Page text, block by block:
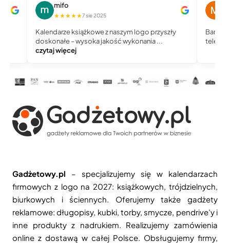
mifo
★★★★★7 sie 2025
Kalendarze książkowe z naszym logo przyszły
doskonałe – wysoka jakość wykonania ...
czytaj więcej
Bardzo
Gadżetowy.pl – specjalizujemy się w kalendarzach
firmowych z logo na 2027: książkowych, trójdzielnych,
biurkowych i ściennych. Oferujemy także gadżety
reklamowe: długopisy, kubki, torby, smycze, pendrive’y i
inne produkty z nadrukiem. Realizujemy zamówienia
online z dostawą w całej Polsce. Obsługujemy firmy,